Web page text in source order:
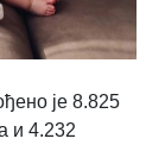
је 8.825
и 4.232